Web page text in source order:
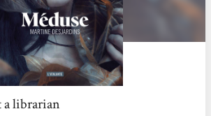
a librarian